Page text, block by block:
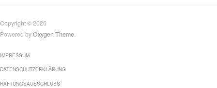
Copyright © 2026
Powered byOxygen Theme
IMPRESSUM
DATENSCHUTZERKLÄRUNG
HAFTUNGSAUSSCHLUSS